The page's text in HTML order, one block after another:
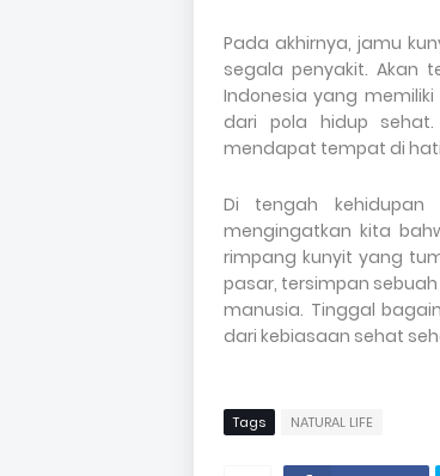
Pada akhirnya, jamu
segala penyakit. Akan
Indonesia yang
dari pola hidup
mendapat tempat di
Di tengah
mengingatkan kita
rimpang kunyit yang
pasar, tersimpan
manusia. Tinggal
dari kebiasaan sehat
Tags NATURAL LIFE